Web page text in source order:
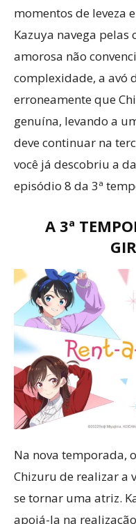
momentos de leveza
Kazuya navega
amorosa não
complexidade, a avó
erroneamente que
genuína, levando a
deve continuar na
você já descobriu a
episódio 8 da 3ª
A 3ª
Na nova temporada,
Chizuru de realizar a
se tornar uma atriz.
apoiá-la na